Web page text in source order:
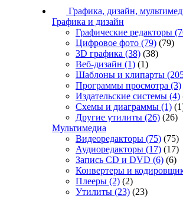
Графика, дизайн,
Графика и дизайн
Графические редакторы
Цифровое фото (79) (79)
3D графика (38) (38)
Веб-дизайн (1) (1)
Шаблоны и клипарты
Программы просмотра (3)
Издательские системы (4)
Схемы и диаграммы (1)
Другие утилиты (26) (26)
Мультимедиа
Видеоредакторы (75) (75)
Аудиоредакторы (17) (17)
Запись CD и DVD (6) (6)
Конвертеры и
Плееры (2) (2)
Утилиты (23) (23)